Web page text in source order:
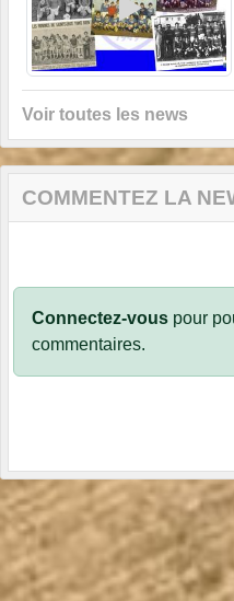
Voir toutes les news
COMMENTEZ LA
Connectez-vous pour
commentaires.